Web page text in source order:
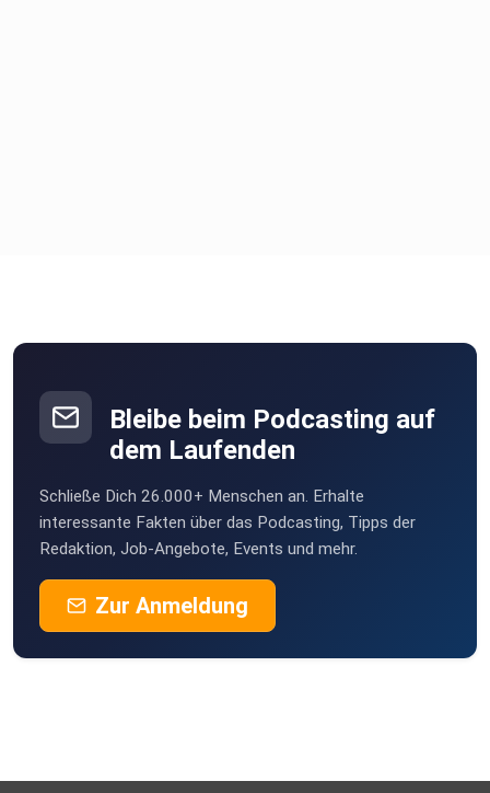
Bleibe beim Podcasting auf
dem Laufenden
Schließe Dich 26.000+ Menschen an. Erhalte
interessante Fakten über das Podcasting, Tipps der
Redaktion, Job-Angebote, Events und mehr.
Zur Anmeldung